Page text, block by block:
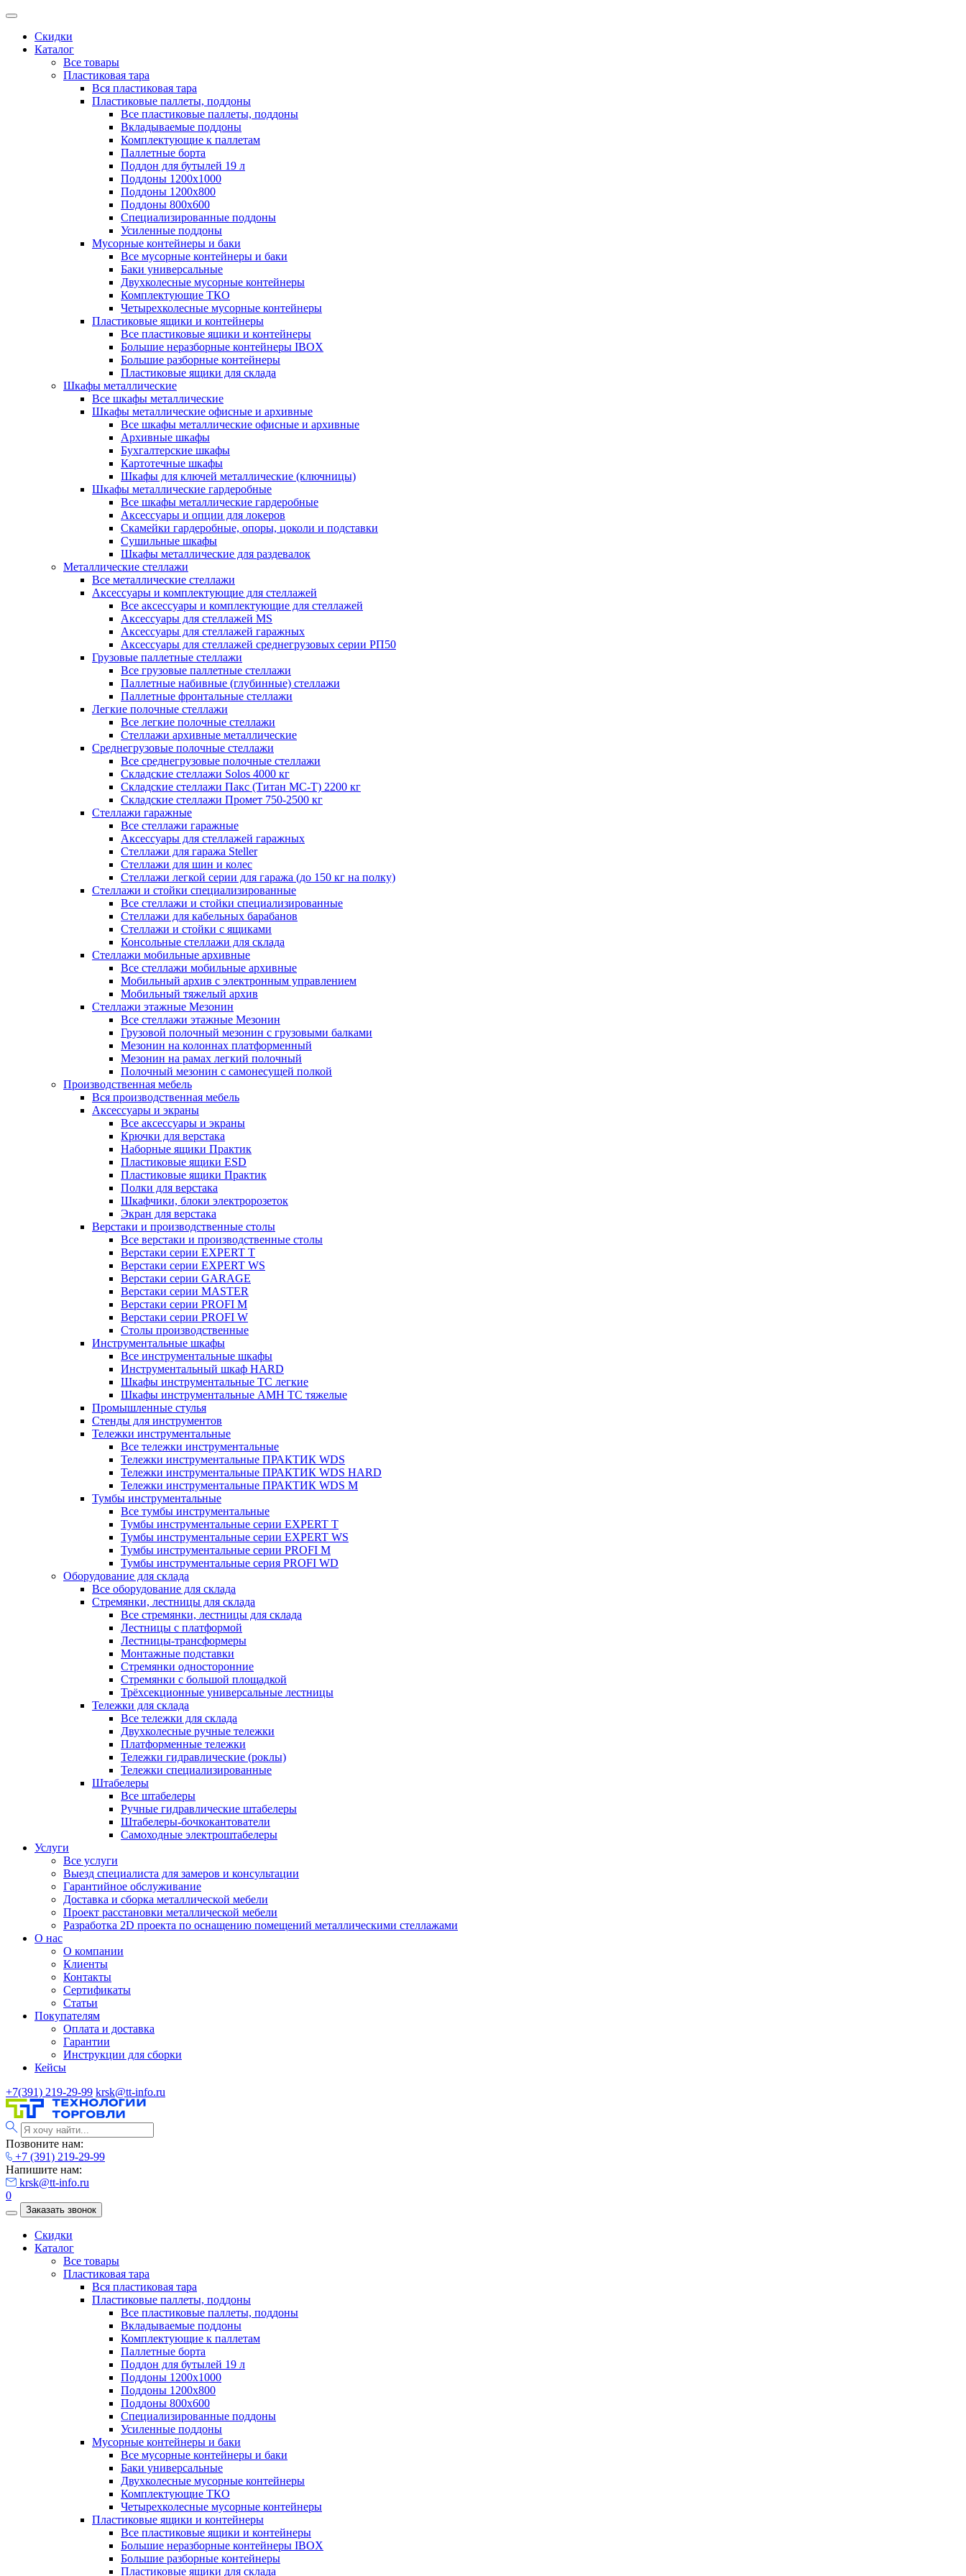
Скидки
Каталог
Все товары
Пластиковая тара
Вся пластиковая тара
Пластиковые паллеты, поддоны
Все пластиковые паллеты, поддоны
Вкладываемые поддоны
Комплектующие к паллетам
Паллетные борта
Поддон для бутылей 19 л
Поддоны 1200х1000
Поддоны 1200х800
Поддоны 800х600
Специализированные поддоны
Усиленные поддоны
Мусорные контейнеры и баки
Все мусорные контейнеры и баки
Баки универсальные
Двухколесные мусорные контейнеры
Комплектующие ТКО
Четырехколесные мусорные контейнеры
Пластиковые ящики и контейнеры
Все пластиковые ящики и контейнеры
Большие неразборные контейнеры IBOX
Большие разборные контейнеры
Пластиковые ящики для склада
Шкафы металлические
Все шкафы металлические
Шкафы металлические офисные и архивные
Все шкафы металлические офисные и архивные
Архивные шкафы
Бухгалтерские шкафы
Картотечные шкафы
Шкафы для ключей металлические (ключницы)
Шкафы металлические гардеробные
Все шкафы металлические гардеробные
Аксессуары и опции для локеров
Скамейки гардеробные, опоры, цоколи и подставки
Сушильные шкафы
Шкафы металлические для раздевалок
Металлические стеллажи
Все металлические стеллажи
Аксессуары и комплектующие для стеллажей
Все аксессуары и комплектующие для стеллажей
Аксессуары для стеллажей MS
Аксессуары для стеллажей гаражных
Аксессуары для стеллажей среднегрузовых серии РП50
Грузовые паллетные стеллажи
Все грузовые паллетные стеллажи
Паллетные набивные (глубинные) стеллажи
Паллетные фронтальные стеллажи
Легкие полочные стеллажи
Все легкие полочные стеллажи
Стеллажи архивные металлические
Среднегрузовые полочные стеллажи
Все среднегрузовые полочные стеллажи
Складские стеллажи Solos 4000 кг
Складские стеллажи Пакс (Титан МС-Т) 2200 кг
Складские стеллажи Промет 750-2500 кг
Стеллажи гаражные
Все стеллажи гаражные
Аксессуары для стеллажей гаражных
Стеллажи для гаража Steller
Стеллажи для шин и колес
Стеллажи легкой серии для гаража (до 150 кг на полку)
Стеллажи и стойки специализированные
Все стеллажи и стойки специализированные
Стеллажи для кабельных барабанов
Стеллажи и стойки с ящиками
Консольные стеллажи для склада
Стеллажи мобильные архивные
Все стеллажи мобильные архивные
Мобильный архив с электронным управлением
Мобильный тяжелый архив
Стеллажи этажные Мезонин
Все стеллажи этажные Мезонин
Грузовой полочный мезонин с грузовыми балками
Мезонин на колоннах платформенный
Мезонин на рамах легкий полочный
Полочный мезонин с самонесущей полкой
Производственная мебель
Вся производственная мебель
Аксессуары и экраны
Все аксессуары и экраны
Крючки для верстака
Наборные ящики Практик
Пластиковые ящики ESD
Пластиковые ящики Практик
Полки для верстака
Шкафчики, блоки электророзеток
Экран для верстака
Верстаки и производственные столы
Все верстаки и производственные столы
Верстаки серии EXPERT T
Верстаки серии EXPERT WS
Верстаки серии GARAGE
Верстаки серии MASTER
Верстаки серии PROFI M
Верстаки серии PROFI W
Столы производственные
Инструментальные шкафы
Все инструментальные шкафы
Инструментальный шкаф HARD
Шкафы инструментальные ТС легкие
Шкафы инструментальные AMH TC тяжелые
Промышленные стулья
Стенды для инструментов
Тележки инструментальные
Все тележки инструментальные
Тележки инструментальные ПРАКТИК WDS
Тележки инструментальные ПРАКТИК WDS HARD
Тележки инструментальные ПРАКТИК WDS M
Тумбы инструментальные
Все тумбы инструментальные
Тумбы инструментальные серии EXPERT T
Тумбы инструментальные серии EXPERT WS
Тумбы инструментальные серии PROFI M
Тумбы инструментальные серия PROFI WD
Оборудование для склада
Все оборудование для склада
Стремянки, лестницы для склада
Все стремянки, лестницы для склада
Лестницы с платформой
Лестницы-трансформеры
Монтажные подставки
Стремянки односторонние
Стремянки с большой площадкой
Трёхсекционные универсальные лестницы
Тележки для склада
Все тележки для склада
Двухколесные ручные тележки
Платформенные тележки
Тележки гидравлические (роклы)
Тележки специализированные
Штабелеры
Все штабелеры
Ручные гидравлические штабелеры
Штабелеры-бочкокантователи
Самоходные электроштабелеры
Услуги
Все услуги
Выезд специалиста для замеров и консультации
Гарантийное обслуживание
Доставка и сборка металлической мебели
Проект расстановки металлической мебели
Разработка 2D проекта по оснащению помещений металлическими стеллажами
О нас
О компании
Клиенты
Контакты
Сертификаты
Статьи
Покупателям
Оплата и доставка
Гарантии
Инструкции для сборки
Кейсы
+7(391) 219-29-99 krsk@tt-info.ru
Позвоните нам:
+7 (391) 219-29-99
Напишите нам:
krsk@tt-info.ru
0
Заказать звонок
Скидки
Каталог
Все товары
Пластиковая тара
Вся пластиковая тара
Пластиковые паллеты, поддоны
Все пластиковые паллеты, поддоны
Вкладываемые поддоны
Комплектующие к паллетам
Паллетные борта
Поддон для бутылей 19 л
Поддоны 1200х1000
Поддоны 1200х800
Поддоны 800х600
Специализированные поддоны
Усиленные поддоны
Мусорные контейнеры и баки
Все мусорные контейнеры и баки
Баки универсальные
Двухколесные мусорные контейнеры
Комплектующие ТКО
Четырехколесные мусорные контейнеры
Пластиковые ящики и контейнеры
Все пластиковые ящики и контейнеры
Большие неразборные контейнеры IBOX
Большие разборные контейнеры
Пластиковые ящики для склада